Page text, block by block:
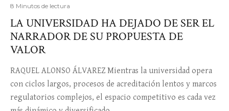
8 Minutos de lectura
LA UNIVERSIDAD HA DEJADO DE SER EL
NARRADOR DE SU PROPUESTA DE
VALOR
RAQUEL ALONSO ÁLVAREZ Mientras la universidad opera
con ciclos largos, procesos de acreditación lentos y marcos
regulatorios complejos, el espacio competitivo es cada vez